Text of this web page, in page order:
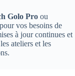
Golo Pro ou
vos besoins de
à jour continues et
ateliers et les